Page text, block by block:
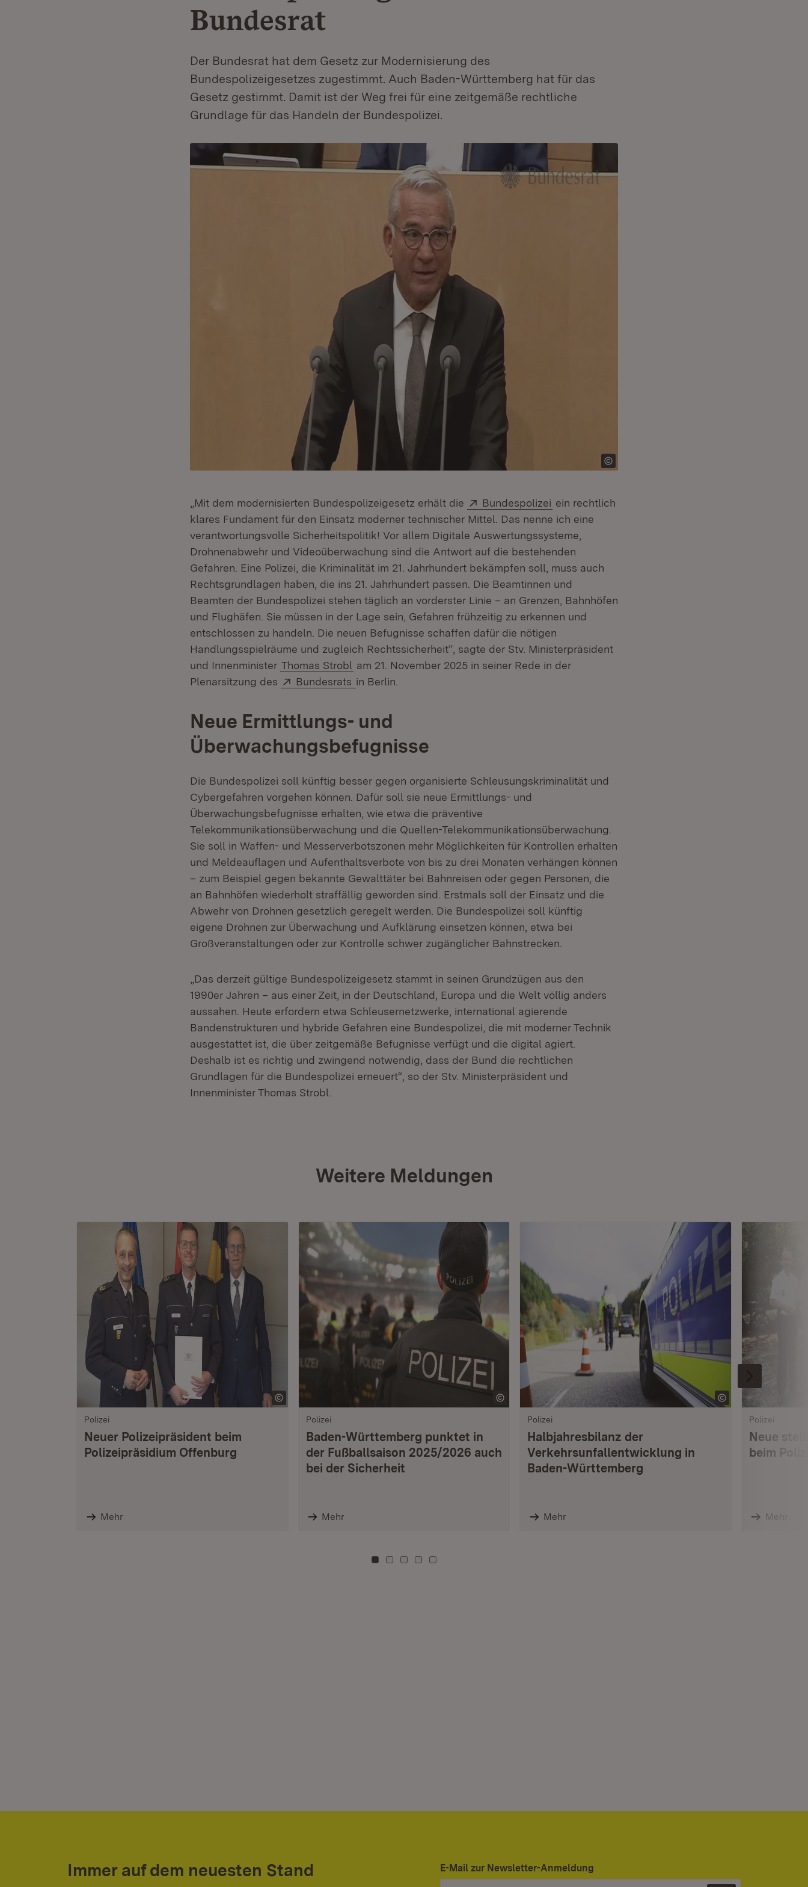
Bundesrat
Der Bundesrat hat dem Gesetz zur Modernisierung des
Bundespolizeigesetzes zugestimmt. Auch Baden-Württemberg hat für das
Gesetz gestimmt. Damit ist der Weg frei für eine zeitgemäße rechtliche
Grundlage für das Handeln der Bundespolizei.
„Mit dem modernisierten Bundespolizeigesetz erhält die Extern:
Bundespolizei (Öffnet in neuem Fenster)
ein rechtlich
klares Fundament für den Einsatz moderner technischer Mittel. Das nenne ich eine
verantwortungsvolle Sicherheitspolitik! Vor allem Digitale Auswertungssysteme,
Drohnenabwehr und Videoüberwachung sind die Antwort auf die bestehenden
Gefahren. Eine Polizei, die Kriminalität im 21. Jahrhundert bekämpfen soll, muss auch
Rechtsgrundlagen haben, die ins 21. Jahrhundert passen. Die Beamtinnen und
Beamten der Bundespolizei stehen täglich an vorderster Linie – an Grenzen, Bahnhöfen
und Flughäfen. Sie müssen in der Lage sein, Gefahren frühzeitig zu erkennen und
entschlossen zu handeln. Die neuen Befugnisse schaffen dafür die nötigen
Handlungsspielräume und zugleich Rechtssicherheit“, sagte der Stv. Ministerpräsident
und Innenminister Thomas Strobl am 21. November 2025 in seiner Rede in der
Plenarsitzung des
Extern:
Bundesrats (Öffnet in neuem Fenster)
in Berlin.
Neue Ermittlungs- und
Überwachungsbefugnisse
Die Bundespolizei soll künftig besser gegen organisierte Schleusungskriminalität und
Cybergefahren vorgehen können. Dafür soll sie neue Ermittlungs- und
Überwachungsbefugnisse erhalten, wie etwa die präventive
Telekommunikationsüberwachung und die Quellen-Telekommunikationsüberwachung.
Sie soll in Waffen- und Messerverbotszonen mehr Möglichkeiten für Kontrollen erhalten
und Meldeauflagen und Aufenthaltsverbote von bis zu drei Monaten verhängen können
– zum Beispiel gegen bekannte Gewalttäter bei Bahnreisen oder gegen Personen, die
an Bahnhöfen wiederholt straffällig geworden sind. Erstmals soll der Einsatz und die
Abwehr von Drohnen gesetzlich geregelt werden. Die Bundespolizei soll künftig
eigene Drohnen zur Überwachung und Aufklärung einsetzen können, etwa bei
Großveranstaltungen oder zur Kontrolle schwer zugänglicher Bahnstrecken.
„Das derzeit gültige Bundespolizeigesetz stammt in seinen Grundzügen aus den
1990er Jahren – aus einer Zeit, in der Deutschland, Europa und die Welt völlig anders
aussahen. Heute erfordern etwa Schleusernetzwerke, international agierende
Bandenstrukturen und hybride Gefahren eine Bundespolizei, die mit moderner Technik
ausgestattet ist, die über zeitgemäße Befugnisse verfügt und die digital agiert.
Deshalb ist es richtig und zwingend notwendig, dass der Bund die rechtlichen
Grundlagen für die Bundespolizei erneuert“, so der Stv. Ministerpräsident und
Innenminister Thomas Strobl.
Weitere Meldungen
Polizei
Neuer Polizeipräsident beim
Polizeipräsidium Offenburg
Mehr
Polizei
Baden-Württemberg punktet in
der Fußballsaison 2025/2026 auch
bei der Sicherheit
Mehr
Polizei
Halbjahresbilanz der
Verkehrsunfallentwicklung in
Baden-Württemberg
Mehr
Polizei
Neue
beim
Mehr
Zu Kachel: 0
Zu Kachel: 3
Zu Kachel: 6
Zu Kachel: 9
Zu Kachel: 12
Immer auf dem neuesten Stand E-Mail zur Newsletter-Anmeldung